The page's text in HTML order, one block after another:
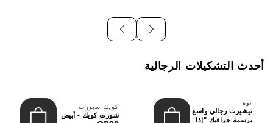
أحدث التشكيلات الرجالية
بوه
تيشيرت رجالي واسع
برسمة جرافيك "إذا
كويك سبورت
شورت كويك - أبيض